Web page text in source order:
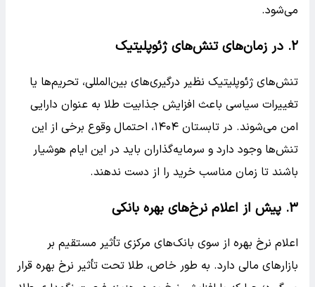
می‌شود.
۲. در زمان‌های تنش‌های ژئوپلیتیک
تنش‌های ژئوپلیتیک نظیر درگیری‌های بین‌المللی، تحریم‌ها یا
تغییرات سیاسی باعث افزایش جذابیت طلا به عنوان دارایی
امن می‌شوند. در تابستان ۱۴۰۴، احتمال وقوع برخی از این
تنش‌ها وجود دارد و سرمایه‌گذاران باید در این ایام هوشیار
باشند تا زمان مناسب خرید را از دست ندهند.
۳. پیش از اعلام نرخ‌های بهره بانکی
اعلام نرخ بهره از سوی بانک‌های مرکزی تأثیر مستقیم بر
بازارهای مالی دارد. به طور خاص، طلا تحت تأثیر نرخ بهره قرار